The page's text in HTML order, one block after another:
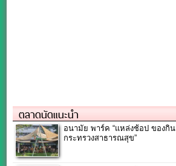
ตลาดนัดแนะนำ
อนามัย พาร์ค “แหล่งช้อป ของกิ
กระทรวงสาธารณสุข”